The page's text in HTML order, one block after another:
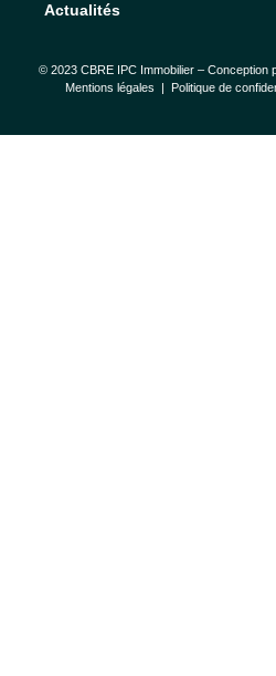
Actualités
© 2023 CBRE IPC Immobilier – Conception
Mentions légales
Politique de